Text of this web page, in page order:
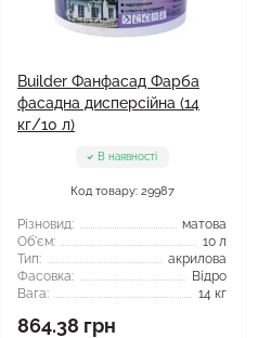
Builder Фанфасад Фарба
фасадна дисперсійна (14
кг/10 л)
В наявності
Код товару: 29987
Різновид:
матова
Об'єм:
10 л
Тип:
акрилова
Фасовка:
Відро
Вага:
14 кг
864.38 грн